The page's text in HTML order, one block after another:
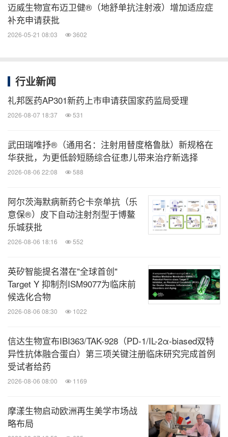
迈威生物宣布迈卫健®（地舒单抗注射液）增加适应症
补充申请获批
2026-05-21 08:03 3602
行业新闻
礼邦医药AP301新药上市申请获国家药监局受理
2026-08-07 18:37 531
武田瑞唯抒®（通用名：注射用替度格鲁肽）新规格在
华获批，为更低龄短肠综合征患儿带来治疗新选择
2026-08-06 22:08 588
阿尔茨海默病新药仑卡奈单抗（乐
意保®）皮下自动注射剂型于博鳌
乐城获批
2026-08-06 18:16 552
英矽智能提名潜在"全球首创"
Target Y 抑制剂ISM9077为临床前
候选化合物
2026-08-06 08:30 1022
信达生物宣布IBI363/TAK-928（PD-1/IL-2α-biased双特
异性抗体融合蛋白）第三项关键注册临床研究完成首例
受试者给药
2026-08-06 08:00 1169
摩漾生物启动欧洲再生美学市场战
略布局